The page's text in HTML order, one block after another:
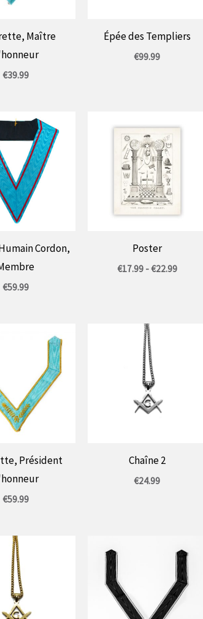
Maître
€39.99
Épée des Templiers
€99.99
Cordon,
€59.99
Poster
€17.99 -€22.99Gamme
Président
€59.99
Chaîne 2
€24.99